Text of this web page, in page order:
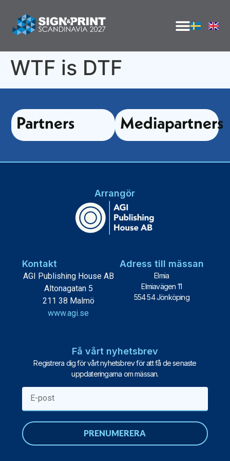
WTF is DTF
Partners Mediapartners
Arrangör
Kontakt
AGI Publishing House AB
Altonagatan 5
211 38 Malmö
www.agi.se
Adress till mässan
Elmia
Elmiavägen 11
554 54 Jönköping
Få vårt nyhetsbrev
Registrera dig för vårt nyhetsbrev för att få de senaste
uppdateringarna om mässan.
PRENUMERERA